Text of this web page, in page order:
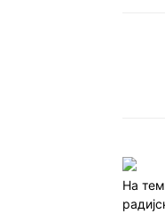
На